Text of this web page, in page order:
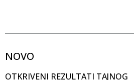
NOVO
OTKRIVENI REZULTATI TAJNOG